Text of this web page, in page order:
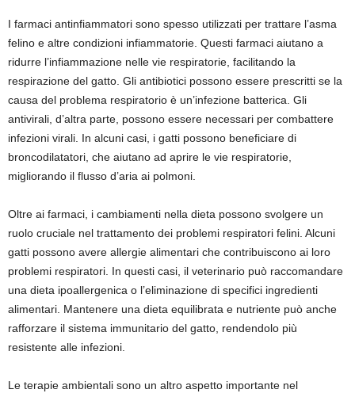
I farmaci antinfiammatori sono spesso utilizzati per trattare l’asma
felino e altre condizioni infiammatorie. Questi farmaci aiutano a
ridurre l’infiammazione nelle vie respiratorie, facilitando la
respirazione del gatto. Gli antibiotici possono essere prescritti se la
causa del problema respiratorio è un’infezione batterica. Gli
antivirali, d’altra parte, possono essere necessari per combattere
infezioni virali. In alcuni casi, i gatti possono beneficiare di
broncodilatatori, che aiutano ad aprire le vie respiratorie,
migliorando il flusso d’aria ai polmoni.
Oltre ai farmaci, i cambiamenti nella dieta possono svolgere un
ruolo cruciale nel trattamento dei problemi respiratori felini. Alcuni
gatti possono avere allergie alimentari che contribuiscono ai loro
problemi respiratori. In questi casi, il veterinario può raccomandare
una dieta ipoallergenica o l’eliminazione di specifici ingredienti
alimentari. Mantenere una dieta equilibrata e nutriente può anche
rafforzare il sistema immunitario del gatto, rendendolo più
resistente alle infezioni.
Le terapie ambientali sono un altro aspetto importante nel